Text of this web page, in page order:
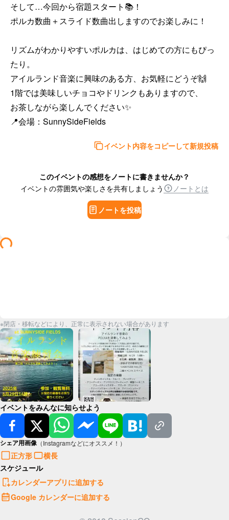
そして…今回から宿題スタート📚！
ポルカ数曲＋スライド数曲出しますのでお楽しみに！
リズムがわかりやすいポルカは、はじめての方にもぴっ
たり。
アイルランド音楽に興味のある方、お気軽にどうぞ🙌
1階では美味しいチョコやドリンクもありますので、
お茶しながら楽しんでください✨
📍会場：SunnySideFields
イベント内容をコピーして新規投稿
このイベントの感想をノートに書きませんか？
イベントの雰囲気や楽しさを共有しましょう
ノートとは
ノートを投稿
※閉店・移転などにより、正常に表示されない場合があります
イベントをみんなに知らせよう
シェア用画像 （Instagramなどにオススメ！）
正方形
横長
スケジュール
カレンダーアプリに追加する
Google カレンダーに追加する